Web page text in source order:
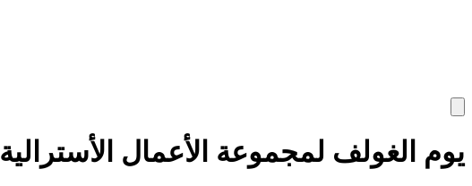
يوم الغولف لمجموعة الأعمال الأسترالية 2024